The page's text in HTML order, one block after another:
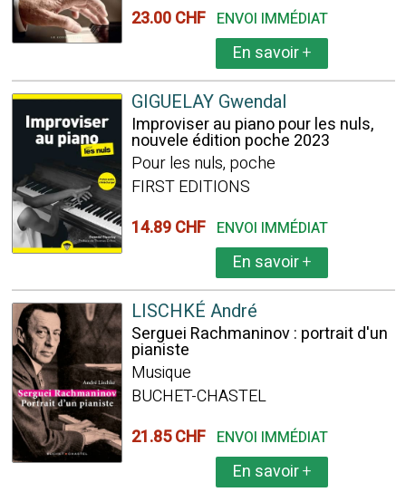
23.00 CHF ENVOI IMMÉDIAT
En savoir+
GIGUELAY Gwendal
Improviser au piano pour les nuls,
nouvele édition poche 2023
Pour les nuls, poche
FIRST EDITIONS
14.89 CHF ENVOI IMMÉDIAT
En savoir+
LISCHKÉ André
Serguei Rachmaninov : portrait d'un
pianiste
Musique
BUCHET-CHASTEL
21.85 CHF ENVOI IMMÉDIAT
En savoir+